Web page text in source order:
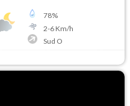
78%
2-6Km/h
Sud O